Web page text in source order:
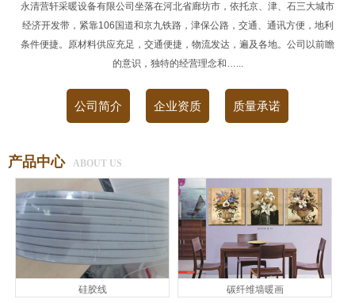
永清营轩采暖设备有限公司坐落在河北省廊坊市，依托京、津、石三大城市
经济开发带，紧靠106国道和京九铁路，津保公路，交通、通讯方便，地利
条件便捷。原材料供应充足，交通便捷，物流发达，遍及各地。公司以前瞻
的意识，独特的经营理念和…...
公司简介 企业资质 质量承诺
产品中心 ABOUT US
硅胶线 碳纤维墙暖画